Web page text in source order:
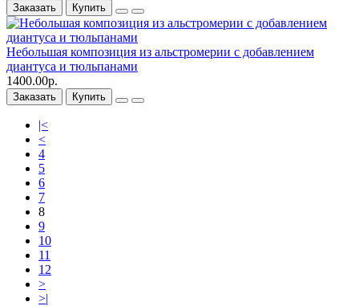
Заказать Купить
Небольшая композиция из альстромерии c добавлением
диантуса и тюльпанами
1400.00р.
Заказать Купить
|<
<
4
5
6
7
8
9
10
11
12
>
>|